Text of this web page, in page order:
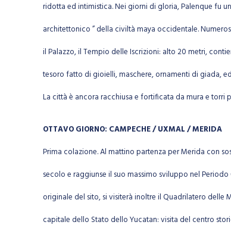
ridotta ed intimistica. Nei giorni di gloria, Palenque fu
architettonico ” della civiltà maya occidentale.
il Palazzo, il Tempio delle Iscrizioni: alto 20 metri,
tesoro fatto di gioielli, maschere, ornamenti di giada,
La città è ancora racchiusa e fortificata da mura e torri
OTTAVO GIORNO: CAMPECHE / UXMAL / MERIDA
Prima colazione. Al mattino partenza per Merida con
secolo e raggiunse il suo massimo sviluppo nel
originale del sito, si visiterà inoltre il Quadrilatero delle
capitale dello Stato dello Yucatan: visita del centro